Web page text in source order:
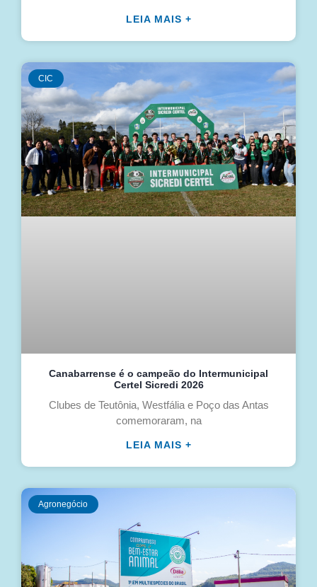
LEIA MAIS +
CIC
Canabarrense é o campeão do Intermunicipal
Certel Sicredi 2026
Clubes de Teutônia, Westfália e Poço das Antas
comemoraram, na
LEIA MAIS +
Agronegócio